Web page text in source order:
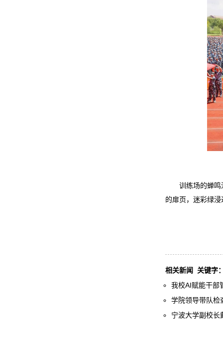
训练场的蝉
的扉页，迷彩绿
相关新闻
关键字
我校AI赋能干部
学院领导带队检
宁波大学副校长